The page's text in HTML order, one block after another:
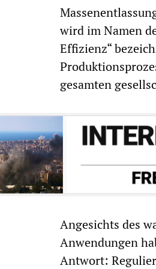
wird im Namen
Effizienz“
gesamten
Angesichts des
Anwendungen
Antwort: